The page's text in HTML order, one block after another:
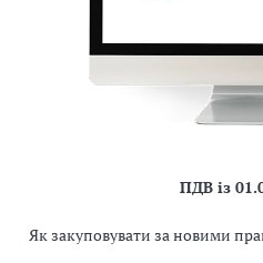
ПДВ із
Як закуповувати за новими